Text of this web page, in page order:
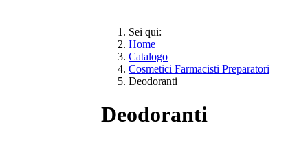
Sei qui:
Home
Catalogo
Cosmetici Farmacisti Preparatori
Deodoranti
Deodoranti